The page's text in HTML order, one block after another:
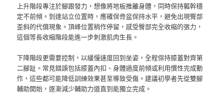
上升階段專注於腳跟發力，想像將地板推離身體，同時保持軀幹穩
定不前傾。到達站立位置時，應確保骨盆保持水平，避免出現臀部
歪斜的代償現象。頂峰位置稍作停留，感受臀部完全收縮的張力，
這個等長收縮階段能進一步刺激肌肉生長。
下降階段更需要控制，以緩慢速度回到坐姿，全程保持膝蓋對齊第
二腳趾。常見錯誤包括膝蓋內扣、身體過度前傾或利用慣性完成動
作，這些都可能降低訓練效果甚至導致受傷。建議初學者先從雙腳
輔助開始，逐漸減少輔助力道直到能獨立完成。